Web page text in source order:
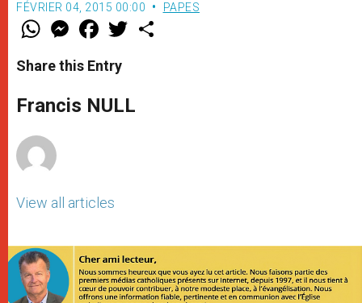
FÉVRIER 04, 2015 00:00 PAPES
W
t
s
p
p
M
e
s
e
g
e
F
a
e
b
o
k
w
Share this Entry
Francis NULL
View all articles